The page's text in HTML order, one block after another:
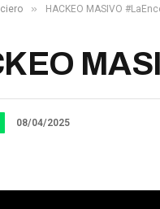
» HACKEO MASIVO
08/04/2025